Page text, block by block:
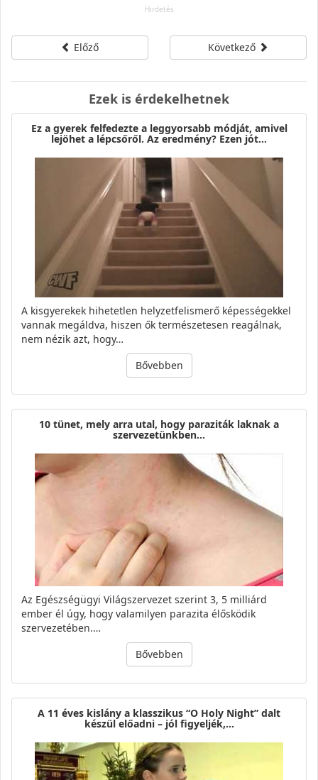
Előző Következő
Ezek is érdekelhetnek
Ez a gyerek felfedezte a leggyorsabb módját, amivel
lejöhet a lépcsőről. Az eredmény? Ezen jót…
A kisgyerekek hihetetlen helyzetfelismerő képességekkel
vannak megáldva, hiszen ők természetesen reagálnak,
nem nézik azt, hogy…
Bővebben
10 tünet, mely arra utal, hogy paraziták laknak a
szervezetünkben...
Az Egészségügyi Világszervezet szerint 3, 5 milliárd
ember él úgy, hogy valamilyen parazita élősködik
szervezetében.…
Bővebben
A 11 éves kislány a klasszikus “O Holy Night” dalt
készül előadni – jól figyeljék,…